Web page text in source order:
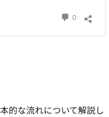
的な流れについて解説し